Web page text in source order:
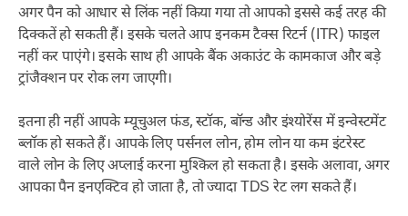
अगर पैन को आधार से लिंक नहीं किया गया तो आपको इससे कई तरह की
दिक्कतें हो सकती हैं। इसके चलते आप इनकम टैक्स रिटर्न (ITR) फाइल
नहीं कर पाएंगे। इसके साथ ही आपके बैंक अकाउंट के कामकाज और बड़े
ट्रांजैक्शन पर रोक लग जाएगी।
इतना ही नहीं आपके म्यूचुअल फंड, स्टॉक, बॉन्ड और इंश्योरेंस में इन्वेस्टमेंट
ब्लॉक हो सकते हैं। आपके लिए पर्सनल लोन, होम लोन या कम इंटरेस्ट
वाले लोन के लिए अप्लाई करना मुश्किल हो सकता है। इसके अलावा, अगर
आपका पैन इनएक्टिव हो जाता है, तो ज्यादा TDS रेट लग सकते हैं।